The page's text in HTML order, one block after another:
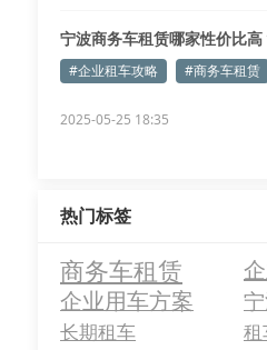
宁波商务车租赁哪家性价比
#企业租车攻略 #商务车租赁
2025-05-25 18:35
热门标签
商务车租赁
企业用车方案
长期租车 租